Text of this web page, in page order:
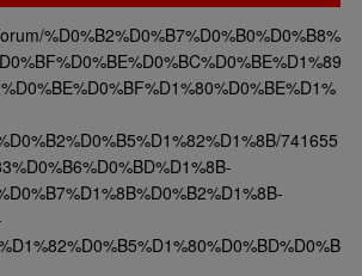
%D0%B2%D0%B7%D0%B0%D0%B8%
741655